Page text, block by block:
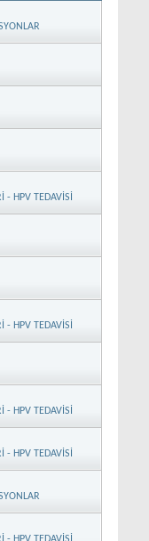
- HPV TEDAVİSİ
- HPV TEDAVİSİ
- HPV TEDAVİSİ
- HPV TEDAVİSİ